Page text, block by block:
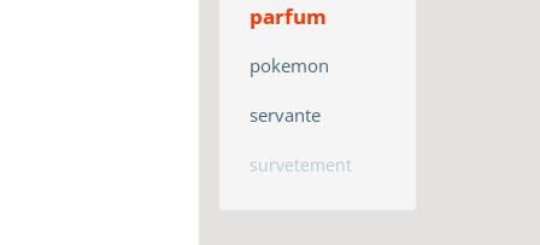
parfum
pokemon
servante
survetement